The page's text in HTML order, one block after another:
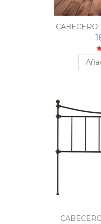
CABECERO